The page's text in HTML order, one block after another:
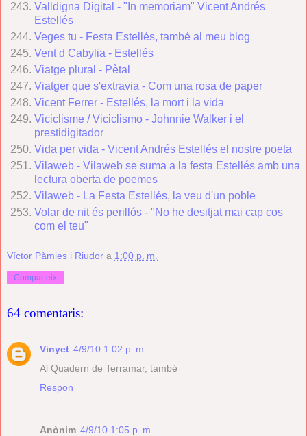
Valldigna Digital - "In memoriam" Vicent Andrés
Estellés
Veges tu - Festa Estellés, també al meu blog
Vent d Cabylia - Estellés
Viatge plural - Pètal
Viatger que s'extravia - Com una rosa de paper
Vicent Ferrer - Estellés, la mort i la vida
Viciclisme / Viciclismo - Johnnie Walker i el
prestidigitador
Vida per vida - Vicent Andrés Estellés el nostre poeta
Vilaweb - Vilaweb se suma a la festa Estellés amb una
lectura oberta de poemes
Vilaweb - La Festa Estellés, la veu d'un poble
Volar de nit és perillós - "No he desitjat mai cap cos
com el teu"
Víctor Pàmies i Riudor a 1:00 p. m.
Comparteix
64 comentaris:
Vinyet 4/9/10 1:02 p. m.
Al Quadern de Terramar, també
Respon
Anònim 4/9/10 1:05 p. m.